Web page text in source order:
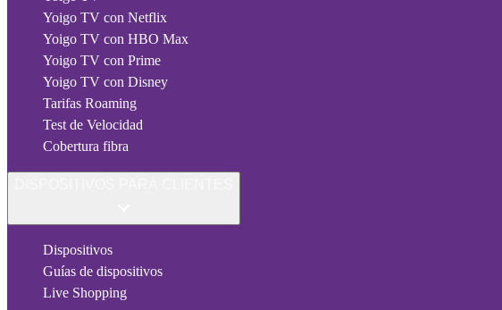
Yoigo TV con Netflix
Yoigo TV con HBO Max
Yoigo TV con Prime
Yoigo TV con Disney
Tarifas Roaming
Test de Velocidad
Cobertura fibra
Dispositivos
Guías de dispositivos
Live Shopping